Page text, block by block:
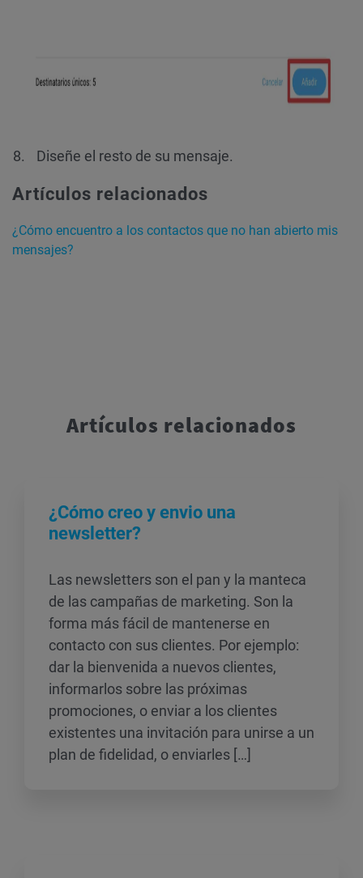
Diseñe el resto de su mensaje.
Artículos relacionados
¿Cómo encuentro a los contactos que no han abierto mis
mensajes?
Artículos relacionados
¿Cómo creo y envio una
newsletter?
Las newsletters son el pan y la manteca
de las campañas de marketing. Son la
forma más fácil de mantenerse en
contacto con sus clientes. Por ejemplo:
dar la bienvenida a nuevos clientes,
informarlos sobre las próximas
promociones, o enviar a los clientes
existentes una invitación para unirse a un
plan de fidelidad, o enviarles […]